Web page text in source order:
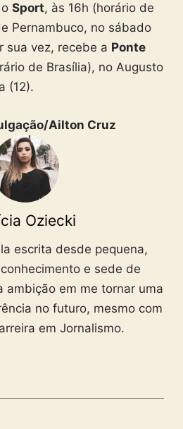
Sport, às 16h (horário de
Pernambuco, no sábado
sua vez, recebe a Ponte
de Brasília), no Augusto
(12).
Ailton Cruz
Oziecki
escrita desde pequena,
e sede de
ambição em me tornar uma
no futuro, mesmo com
em Jornalismo.